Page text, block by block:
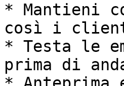
* Mantieni
così i clienti
* Testa le
prima di